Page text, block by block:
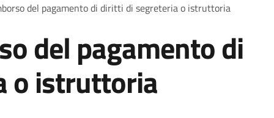
del pagamento di diritti di segreteria o istruttoria
del pagamento di
o istruttoria